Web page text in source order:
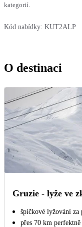
kategorií.
Kód nabídky: KUT2ALP
O destinaci
Gruzie - lyže ve
špičkové lyžování za
přes 70 km